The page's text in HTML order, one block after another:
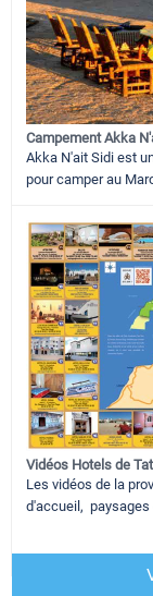
Campement Akka
Akka N'ait Sidi est
pour camper au
Vidéos Hotels de
Les vidéos de la
d'accueil, paysages